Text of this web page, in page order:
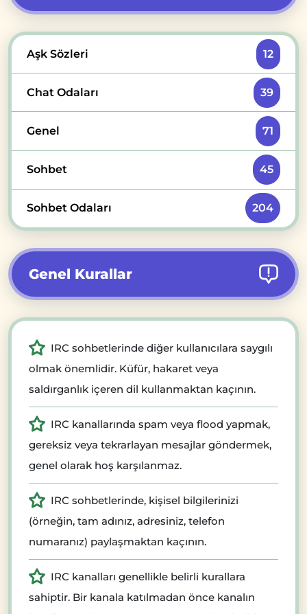
Aşk Sözleri 12
Chat Odaları 39
Genel 71
Sohbet 45
Sohbet Odaları 204
Genel Kurallar
IRC sohbetlerinde diğer kullanıcılara saygılı
olmak önemlidir. Küfür, hakaret veya
saldırganlık içeren dil kullanmaktan kaçının.
IRC kanallarında spam veya flood yapmak,
gereksiz veya tekrarlayan mesajlar göndermek,
genel olarak hoş karşılanmaz.
IRC sohbetlerinde, kişisel bilgilerinizi
(örneğin, tam adınız, adresiniz, telefon
numaranız) paylaşmaktan kaçının.
IRC kanalları genellikle belirli kurallara
sahiptir. Bir kanala katılmadan önce kanalın